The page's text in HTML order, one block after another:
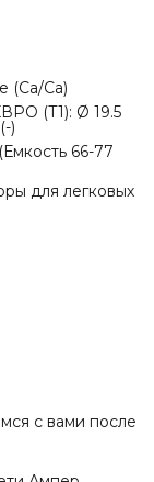
(Ca/Ca)
(Т1): Ø 19.5
)
66-77
для легковых
с вами после